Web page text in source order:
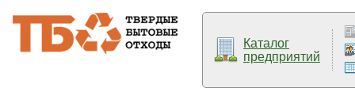
Каталог
предприятий